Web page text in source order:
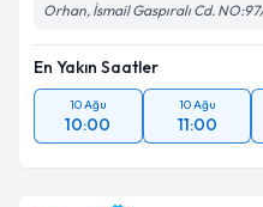
Orhan, İsmail Gaspıralı Cd.
En Yakın Saatler
10 Ağu
10:00
10 Ağu
11:00